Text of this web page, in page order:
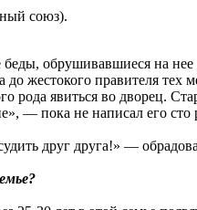
союз).
обрушивавшиеся на нее
жестокого правителя тех
явиться во дворец.
— пока не написал его сто
друг друга!» —